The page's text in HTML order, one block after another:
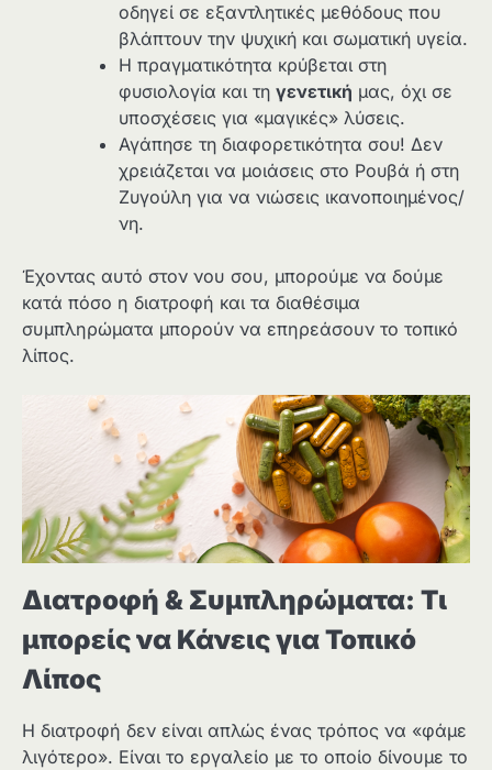
οδηγεί σε εξαντλητικές μεθόδους που
βλάπτουν την ψυχική και σωματική υγεία.
Η πραγματικότητα κρύβεται στη
φυσιολογία και τη γενετική μας, όχι σε
υποσχέσεις για «μαγικές» λύσεις.
Αγάπησε τη διαφορετικότητα σου! Δεν
χρειάζεται να μοιάσεις στο Ρουβά ή στη
Ζυγούλη για να νιώσεις ικανοποιημένος/
νη.
Έχοντας αυτό στον νου σου, μπορούμε να δούμε
κατά πόσο η διατροφή και τα διαθέσιμα
συμπληρώματα μπορούν να επηρεάσουν το τοπικό
λίπος.
Διατροφή & Συμπληρώματα: Τι
μπορείς να Κάνεις για Τοπικό
Λίπος
Η διατροφή δεν είναι απλώς ένας τρόπος να «φάμε
λιγότερο». Είναι το εργαλείο με το οποίο δίνουμε το